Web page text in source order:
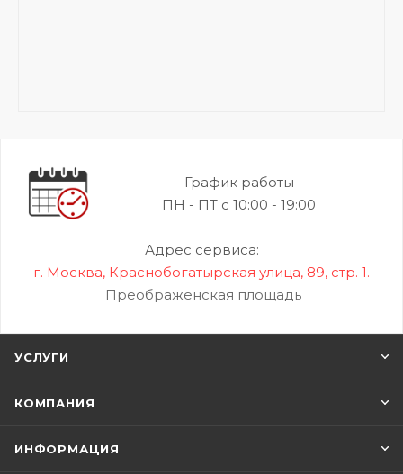
График работы
ПН - ПТ с 10:00 - 19:00
Адрес сервиса:
г. Москва, Краснобогатырская улица, 89, стр. 1.
Преображенская площадь
УСЛУГИ
КОМПАНИЯ
ИНФОРМАЦИЯ